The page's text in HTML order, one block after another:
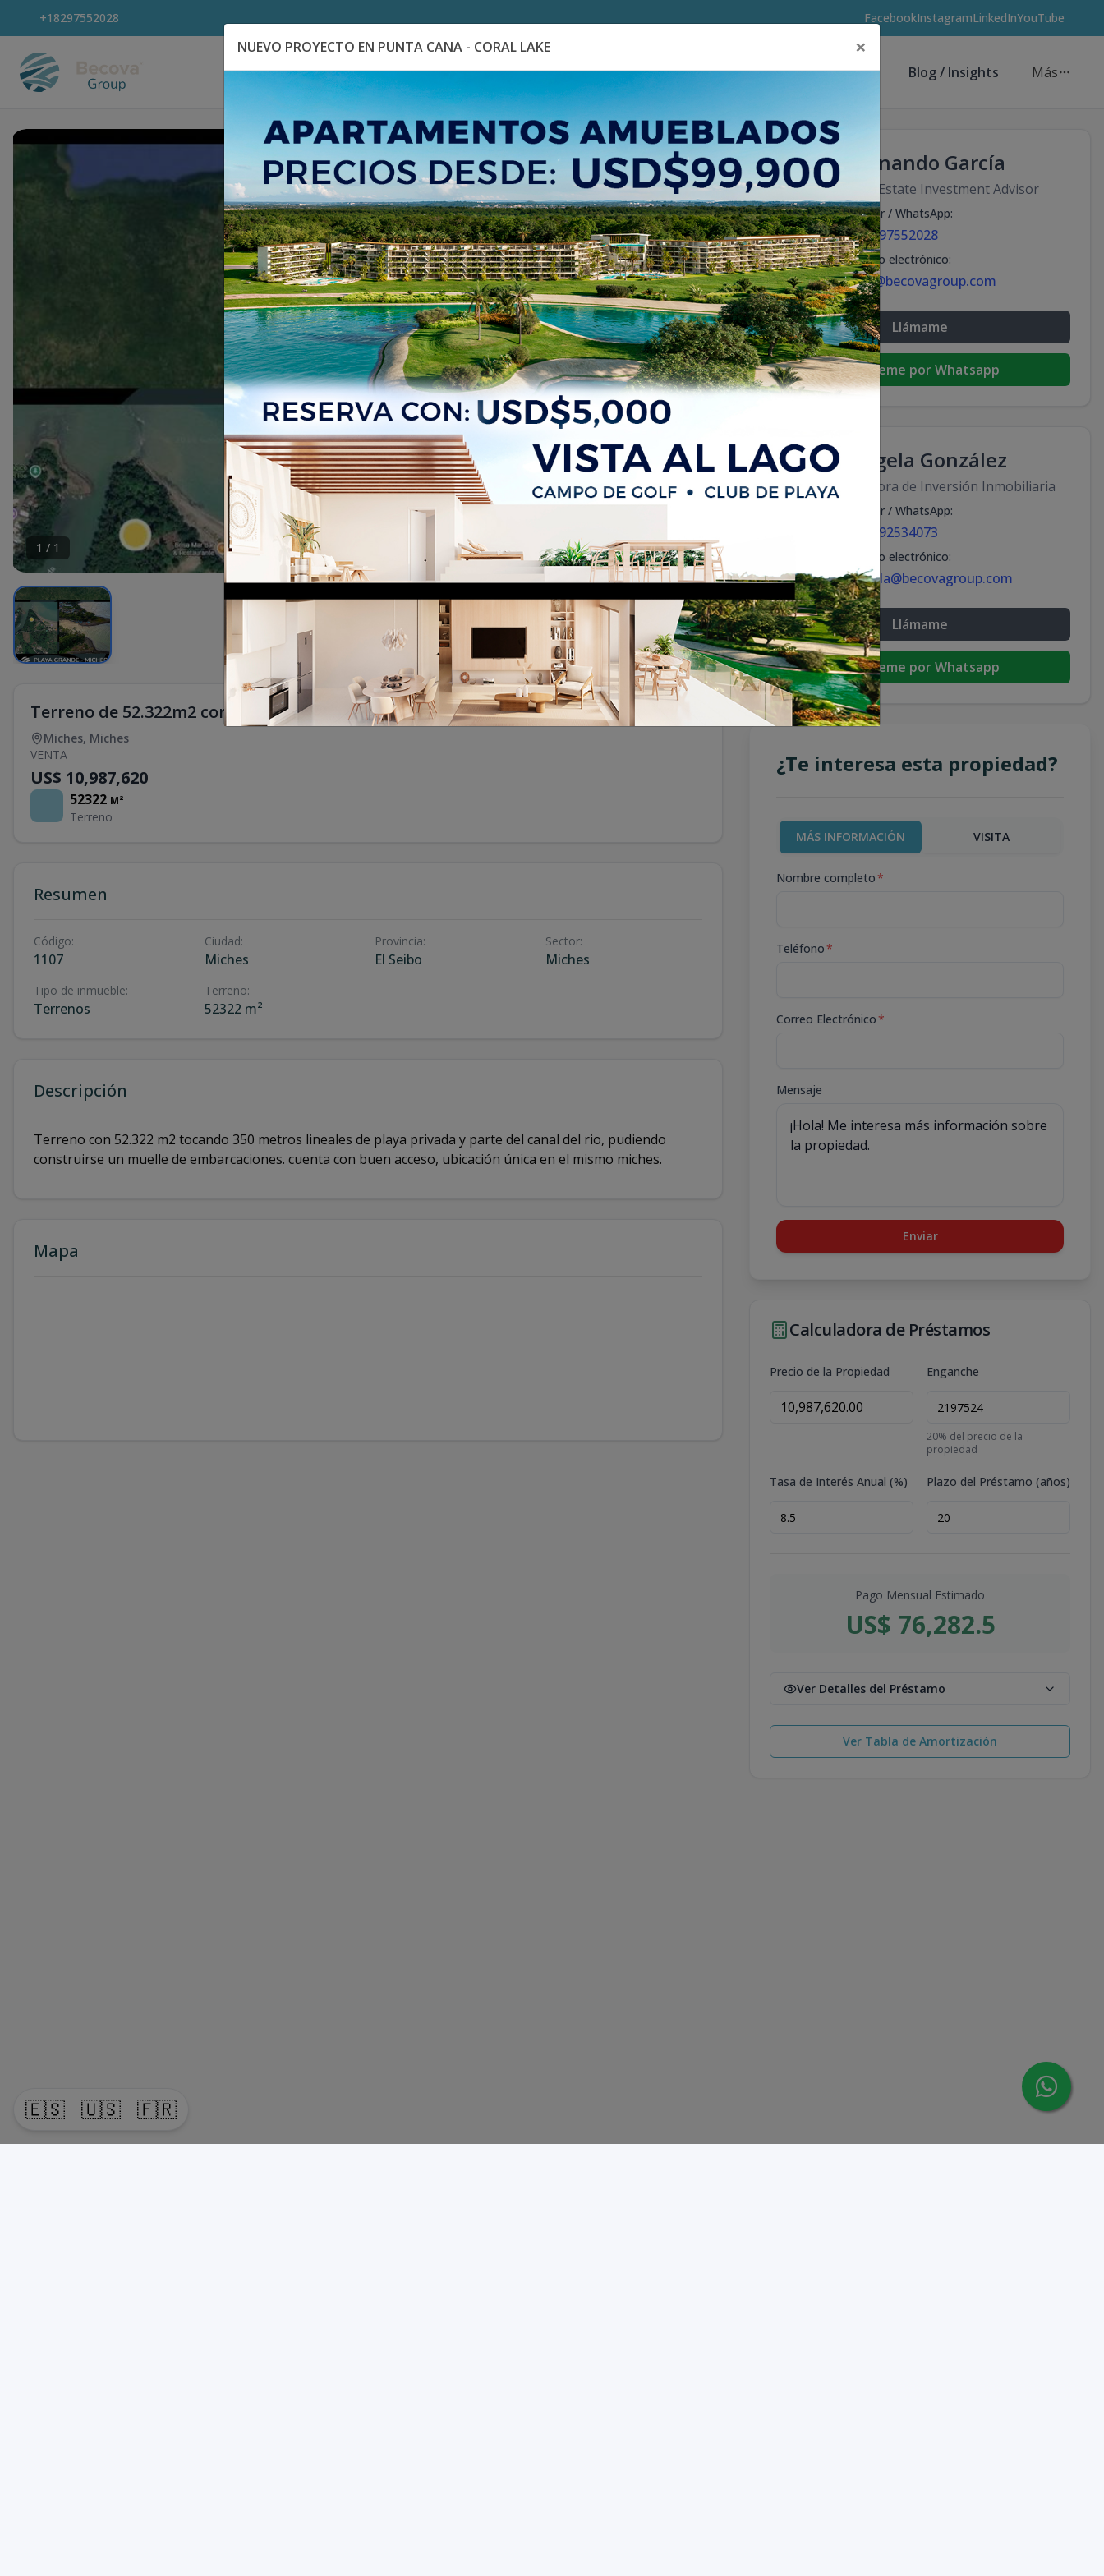
🇪🇸 🇺🇸 🇫🇷
+18297552028 FacebookInstagramLinkedInYouTube
Explora Propiedades Catálogo de Proyectos Guía de inversión Asesores de Inversión Blog / Insights Más
1 / 1
Terreno de 52.322m2 con 350 m lineales de playa a 210$/m2 en miches
Miches, Miches
VENTA
US$ 10,987,620
52322 M²
Terreno
Resumen
Código:
1107
Ciudad:
Miches
Provincia:
El Seibo
Sector:
Miches
Tipo de inmueble:
Terrenos
Terreno:
52322 m²
Descripción
Terreno con 52.322 m2 tocando 350 metros lineales de playa privada y parte del canal del rio, pudiendo
construirse un muelle de embarcaciones. cuenta con buen acceso, ubicación única en el mismo miches.
Mapa
Fernando García
Real Estate Investment Advisor
Celular / WhatsApp:
+18297552028
Correo electrónico:
info@becovagroup.com
Llámame
Escribeme por Whatsapp
Ángela González
Asesora de Inversión Inmobiliaria
Celular / WhatsApp:
+18092534073
Correo electrónico:
angela@becovagroup.com
Llámame
Escribeme por Whatsapp
¿Te interesa esta propiedad?
MÁS INFORMACIÓN VISITA
Nombre completo*
Teléfono*
Correo Electrónico*
Mensaje
Enviar
Calculadora de Préstamos
Precio de la Propiedad Enganche
20% del precio de la
propiedad
Tasa de Interés Anual (%) Plazo del Préstamo (años)
Pago Mensual Estimado
US$ 76,282.5
Ver Detalles del Préstamo
Ver Tabla de Amortización
NUEVO PROYECTO EN PUNTA CANA - CORAL LAKE ×